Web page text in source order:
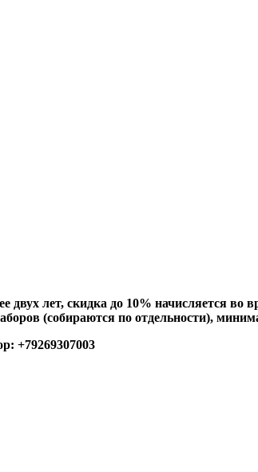
лет, скидка до 10% начисляется во
(собираются по отдельности),
+79269307003